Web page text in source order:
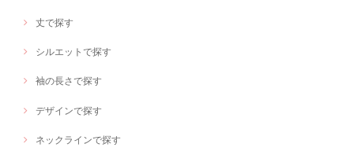
丈で探す
シルエットで探す
袖の長さで探す
デザインで探す
ネックラインで探す